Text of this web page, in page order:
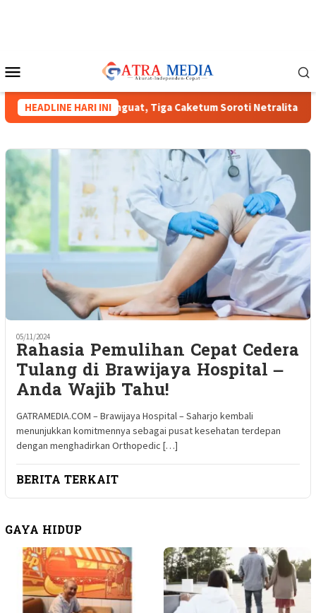
Mobile
HEADLINE HARI INI
HIPMI XVIII Menguat, Tiga Caketum Soroti Netralitas
05/11/2024
Rahasia Pemulihan Cepat Cedera
Tulang di Brawijaya Hospital –
Anda Wajib Tahu!
GATRAMEDIA.COM – Brawijaya Hospital – Saharjo kembali
menunjukkan komitmennya sebagai pusat kesehatan terdepan
dengan menghadirkan Orthopedic […]
BERITA TERKAIT
GAYA HIDUP